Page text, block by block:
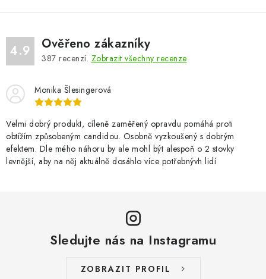
4.9 Ověřeno zákazníky
387 recenzí. Zobrazit všechny recenze
Monika Šlesingerová
Velmi dobrý produkt, cíleně zaměřený opravdu pomáhá proti
obtížím způsobeným candidou. Osobně vyzkoušený s dobrým
efektem. Dle mého náhoru by ale mohl být alespoň o 2 stovky
levnější, aby na něj aktuálně dosáhlo více potřebnývh lidí
Sledujte nás na Instagramu
ZOBRAZIT PROFIL